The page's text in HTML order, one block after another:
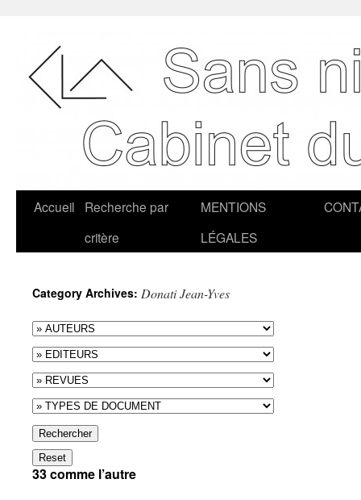
Accueil
Recherche par
critère
MENTIONS
LÉGALES
Category Archives: Donati Jean-Yves
Rechercher
Reset
33 comme l’autre